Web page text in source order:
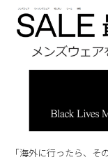
「海外に行ったら、